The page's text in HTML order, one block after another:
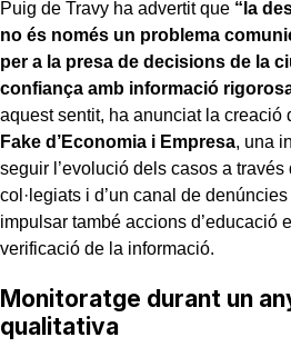
Puig de Travy ha advertit que “la
no és només un problema
per a la presa de decisions de la
confiança amb informació
aquest sentit, ha anunciat la creació
Fake d’Economia i Empresa, una
seguir l’evolució dels casos a través
col·legiats i d’un canal de
impulsar també accions d’educació
verificació de la informació.
Monitoratge durant un
qualitativa